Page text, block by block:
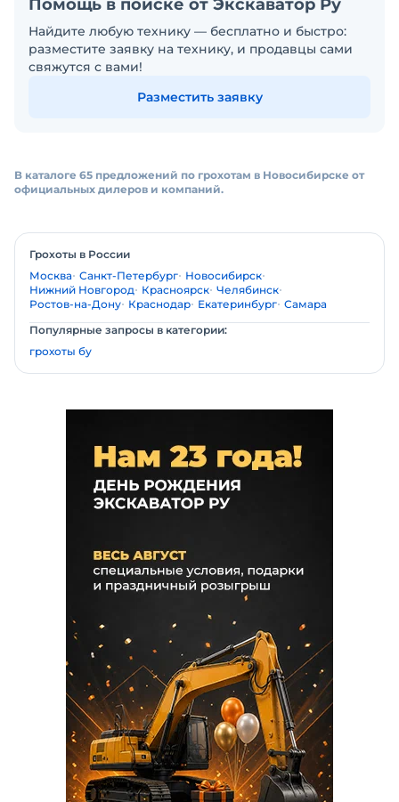
Помощь в поиске от Экскаватор Ру
Найдите любую технику — бесплатно и быстро:
разместите заявку на технику, и продавцы сами
свяжутся с вами!
Разместить заявку
В каталоге 65 предложений по грохотам в Новосибирске от
официальных дилеров и компаний.
Грохоты в России
Москва Санкт-Петербург Новосибирск
Нижний Новгород Красноярск Челябинск
Ростов-на-Дону Краснодар Екатеринбург Самара
Популярные запросы в категории:
грохоты бу